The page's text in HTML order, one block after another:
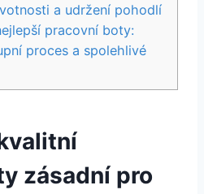
a udržení⁤ pohodlí
​pracovní boty:‌
proces a ⁣spolehlivé
zásadní pro